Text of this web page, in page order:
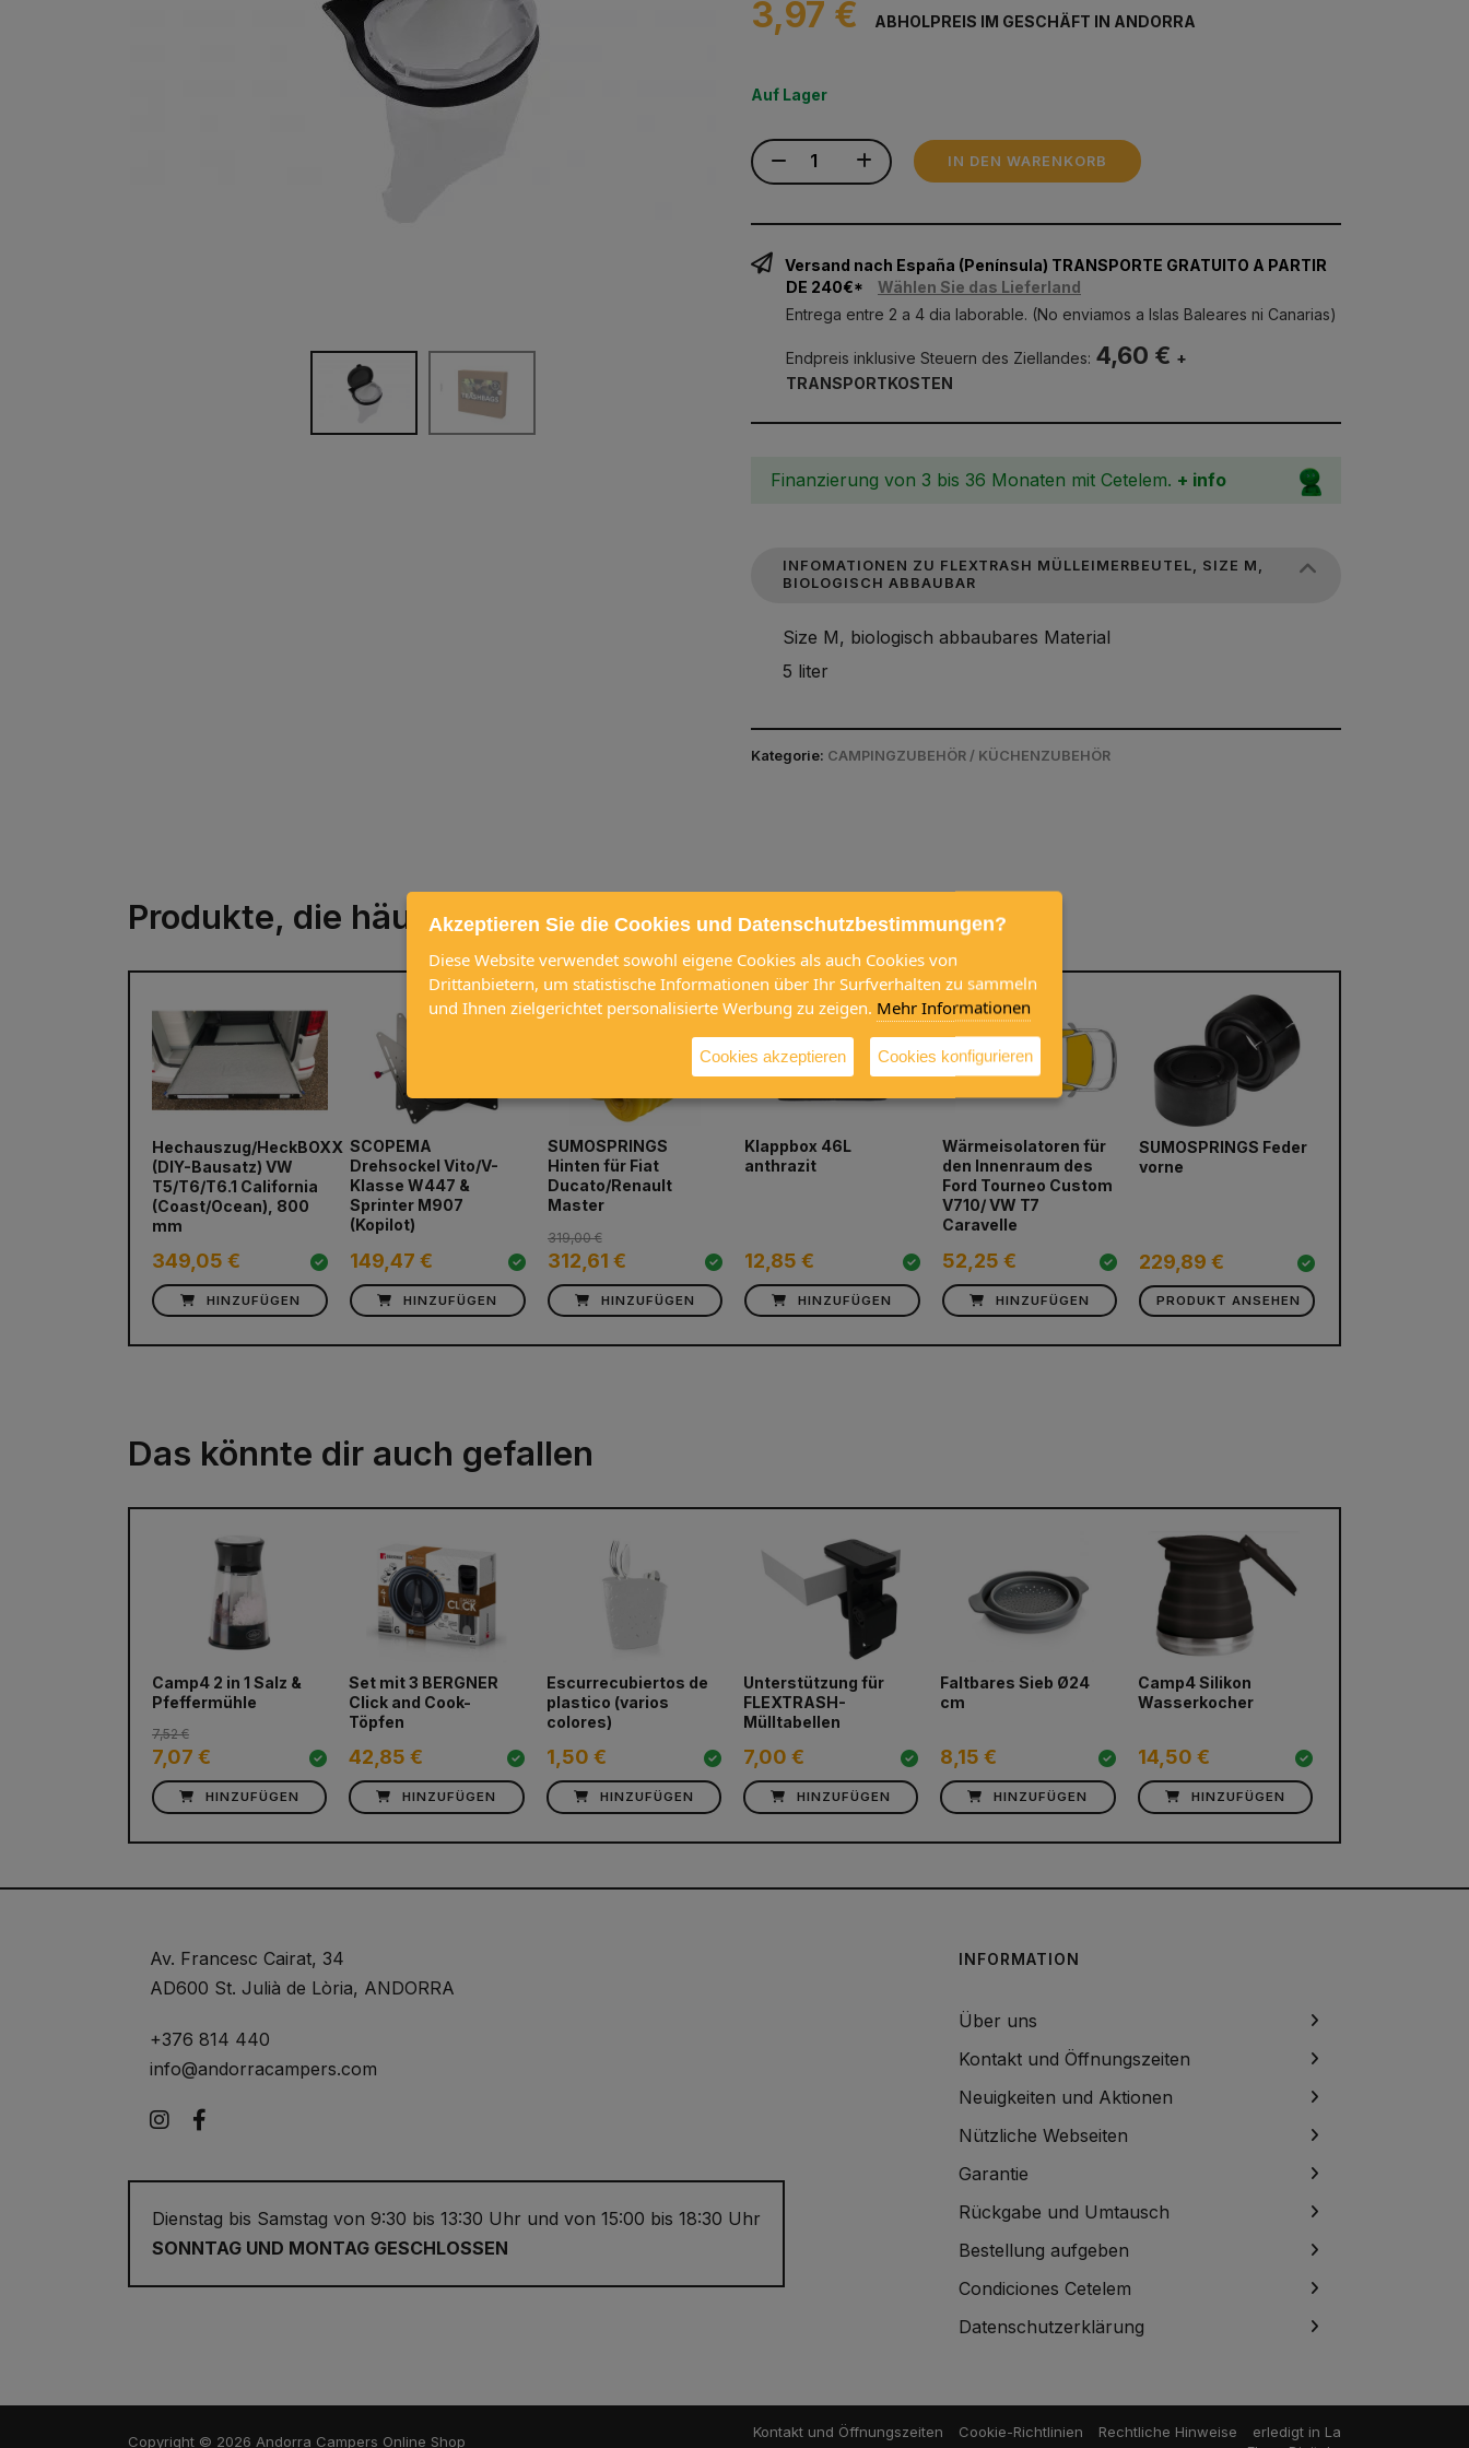
3,97 € ABHOLPREIS IM GESCHÄFT IN ANDORRA
Auf Lager
IN DEN WARENKORB
Versand nach España (Península) TRANSPORTE GRATUITO A PARTIR
DE 240€*
Wählen Sie das Lieferland
Entrega entre 2 a 4 dia laborable. (No enviamos a Islas Baleares ni Canarias)
Endpreis inklusive Steuern des Ziellandes: 4,60 € +
TRANSPORTKOSTEN
Finanzierung von 3 bis 36 Monaten mit Cetelem. + info
INFOMATIONEN ZU FLEXTRASH MÜLLEIMERBEUTEL, SIZE M,
BIOLOGISCH ABBAUBAR
Size M, biologisch abbaubares Material
5 liter
Kategorie: CAMPINGZUBEHÖR / KÜCHENZUBEHÖR
Produkte, die häufig zusammen gekauft werden
Hechauszug/HeckBOXX
(DIY-Bausatz) VW
T5/T6/T6.1 California
(Coast/Ocean), 800
mm
349,05 €
HINZUFÜGEN
SCOPEMA
Drehsockel Vito/V-
Klasse W447 &
Sprinter M907
(Kopilot)
149,47 €
HINZUFÜGEN
SUMOSPRINGS
Hinten für Fiat
Ducato/Renault
Master
312,61 €
319,00 €
HINZUFÜGEN
Klappbox 46L
anthrazit
12,85 €
HINZUFÜGEN
Wärmeisolatoren für
den Innenraum des
Ford Tourneo Custom
V710/ VW T7
Caravelle
52,25 €
HINZUFÜGEN
SUMOSPRINGS Feder
vorne
229,89 €
PRODUKT ANSEHEN
prev next
Das könnte dir auch gefallen
Camp4 2 in 1 Salz &
Pfeffermühle
7,07 €
7,52 €
HINZUFÜGEN
Set mit 3 BERGNER
Click and Cook-
Töpfen
42,85 €
HINZUFÜGEN
Escurrecubiertos de
plastico (varios
colores)
1,50 €
HINZUFÜGEN
Unterstützung für
FLEXTRASH-
Mülltabellen
7,00 €
HINZUFÜGEN
Faltbares Sieb Ø24
cm
8,15 €
HINZUFÜGEN
Camp4 Silikon
Wasserkocher
14,50 €
HINZUFÜGEN
Av. Francesc Cairat, 34
AD600 St. Julià de Lòria, ANDORRA
+376 814 440
info@andorracampers.com
Instagram
Dienstag bis Samstag von 9:30 bis 13:30 Uhr und von 15:00 bis 18:30 Uhr
SONNTAG UND MONTAG GESCHLOSSEN
INFORMATION
Über uns
Kontakt und Öffnungszeiten
Neuigkeiten und Aktionen
Nützliche Webseiten
Garantie
Rückgabe und Umtausch
Bestellung aufgeben
Condiciones Cetelem
Datenschutzerklärung
Copyright © 2026 Andorra Campers Online Shop
Kontakt und Öffnungszeiten Cookie-Richtlinien Rechtliche Hinweise erledigt in La
Akzeptieren Sie die Cookies und Datenschutzbestimmungen?
Diese Website verwendet sowohl eigene Cookies als auch Cookies von
Drittanbietern, um statistische Informationen über Ihr Surfverhalten zu sammeln
und Ihnen zielgerichtet personalisierte Werbung zu zeigen. Mehr Informationen
Cookies akzeptieren Cookies konfigurieren